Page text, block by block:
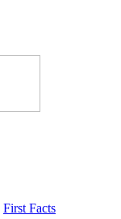
First Facts